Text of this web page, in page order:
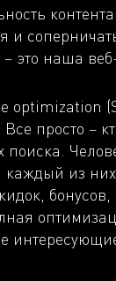
и
это наша
optimization
Все просто –
поиска.
каждый из